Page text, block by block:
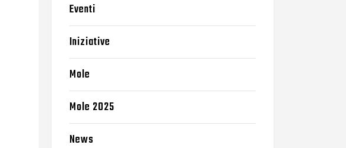
Eventi
Iniziative
Mole
Mole 2025
News